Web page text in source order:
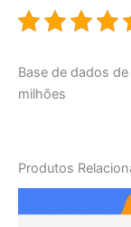
Base de dados
milhões
Produtos